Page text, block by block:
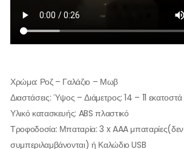
Χρώμα: Ροζ – Γαλάζιο – Μωβ
Διαστάσεις: Ύψος – Διάμετρος: 14 – 11 εκατοστά
Υλικό κατασκευής: ABS πλαστικό
Τροφοδοσία: Μπαταρία: 3 x AAA μπαταρίες(δεν
συμπεριλαμβάνονται) ή Καλώδιο USB